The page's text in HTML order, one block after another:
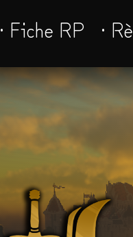
· Fiche RP ·